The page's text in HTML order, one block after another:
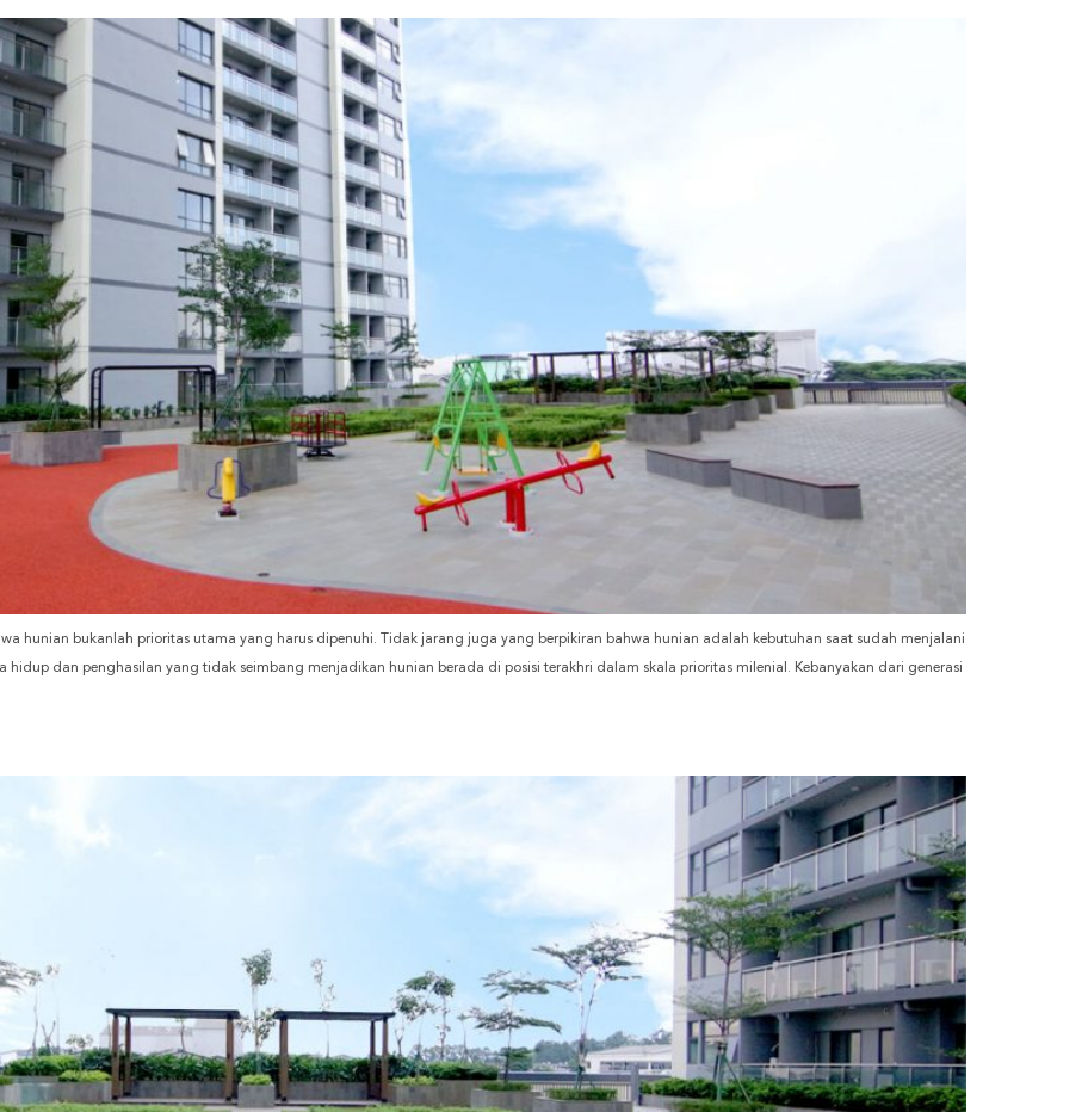
hunian bukanlah prioritas utama yang harus dipenuhi. Tidak jarang juga yang berpikiran bahwa hunian adalah kebutuhan saat sudah menjalani
hidup dan penghasilan yang tidak seimbang menjadikan hunian berada di posisi terakhri dalam skala prioritas milenial. Kebanyakan dari generasi